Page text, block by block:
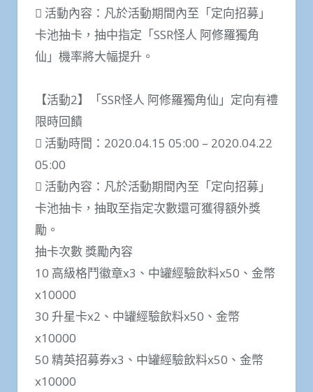
 活動內容：凡於活動期間內至「定向招募」
卡池抽卡，抽中指定「SSR怪人 阿修羅獨角
仙」機率將大幅提升。
【活動2】「SSR怪人 阿修羅獨角仙」定向有禮
限時回饋
 活動時間：2020.04.15 05:00 – 2020.04.22
05:00
 活動內容：凡於活動期間內至「定向招募」
卡池抽卡，抽取至指定次數還可獲得額外獎
勵。
抽卡次數 獎勵內容
10 高級格鬥徽章x3、中罐經驗飲料x50、金幣
x10000
30 升星卡x2、中罐經驗飲料x50、金幣
x10000
50 精英招募券x3、中罐經驗飲料x50、金幣
x10000